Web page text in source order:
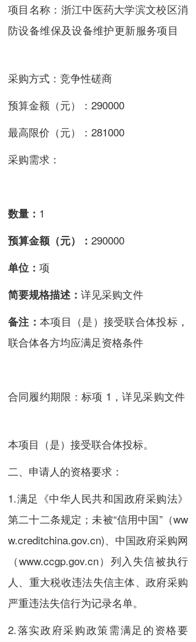
项目名称：浙江中医药大学滨文校区消
防设备维保及设备维护更新服务项目
采购方式：竞争性磋商
预算金额（元）：290000
最高限价（元）：281000
采购需求：
数量： 1
预算金额（元）： 290000
单位： 项
简要规格描述： 详见采购文件
备注： 本项目（是）接受联合体投标，
联合体各方均应满足资格条件
合同履约期限：标项 1，详见采购文件
本项目（是）接受联合体投标。
二、申请人的资格要求：
1.满足《中华人民共和国政府采购法》
第二十二条规定；未被“信用中国”（ww
w.creditchina.gov.cn)、中国政府采购网
（www.ccgp.gov.cn）列入失信被执行
人、重大税收违法失信主体、政府采购
严重违法失信行为记录名单。
2.落实政府采购政策需满足的资格要